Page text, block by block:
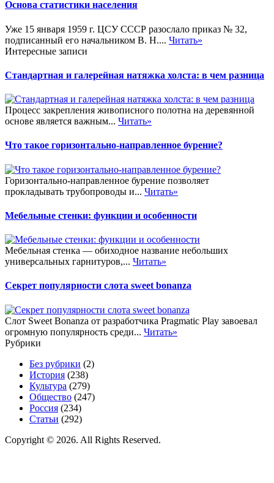
Основа статистики населения
Уже 15 января 1959 г. ЦСУ СССР разослало приказ № 32,
подписанный его начальником В. Н.... Читать»
Интересные записи
Стандартная и галерейная натяжка холста: в чем разница
Процесс закрепления живописного полотна на деревянной
основе является важным... Читать»
Что такое горизонтально-направленное бурение?
Горизонтально-направленное бурение позволяет
прокладывать трубопроводы и... Читать»
Мебельные стенки: функции и особенности
Мебельная стенка — обиходное название небольших
универсальных гарнитуров,... Читать»
Секрет популярности слота sweet bonanza
Слот Sweet Bonanza от разработчика Pragmatic Play завоевал
огромную популярность среди... Читать»
Рубрики
Без рубрики (2)
История (238)
Культура (279)
Общество (247)
Россия (234)
Статьи (292)
Copyright © 2026. All Rights Reserved.